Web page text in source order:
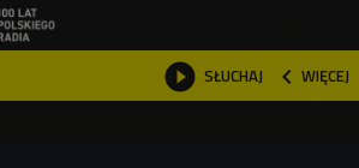
 SŁUCHAJ  WIĘCEJ
